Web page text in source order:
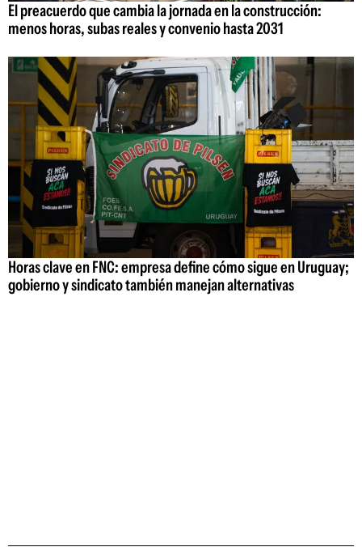
El preacuerdo que cambia la jornada en la construcción:
menos horas, subas reales y convenio hasta 2031
Horas clave en FNC: empresa define cómo sigue en Uruguay;
gobierno y sindicato también manejan alternativas